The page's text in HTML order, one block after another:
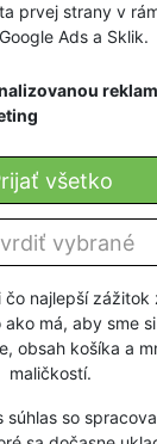
čo najlepší zážitok
má, aby sme
obsah košíka a
maličkostí.
súhlas so
prvej strany v
Ads a Sklik.
vybrané
všetko